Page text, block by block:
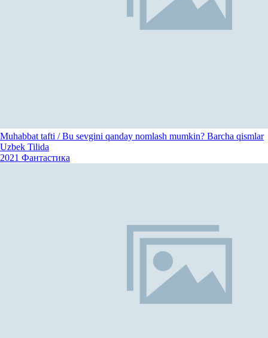
Muhabbat tafti / Bu sevgini qanday nomlash mumkin? Barcha qismlar
Uzbek Tilida
2021 Фантастика